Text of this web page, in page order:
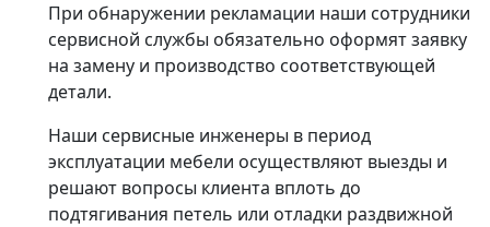
При обнаружении рекламации наши сотрудники
сервисной службы обязательно оформят заявку
на замену и производство соответствующей
детали.
Наши сервисные инженеры в период
эксплуатации мебели осуществляют выезды и
решают вопросы клиента вплоть до
подтягивания петель или отладки раздвижной